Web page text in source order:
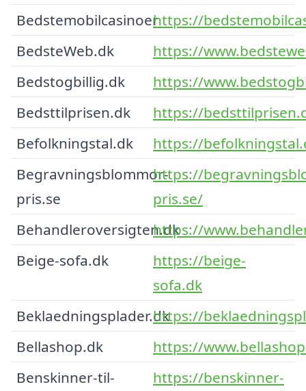
Bedstemobilcasinoerhttps://
BedsteWeb.dk
https://
Bedstogbillig.dk
https://
Bedsttilprisen.dk
https://
Befolkningstal.dk
https://
Begravningsblommor-
pris.se
https://
pris.se/
Behandleroversigten.dk
https://
Beige-sofa.dk
https://beige-
sofa.dk
Beklaedningsplader.dkhttps://
Bellashop.dk
https://
Benskinner-til-
https://benskinner-